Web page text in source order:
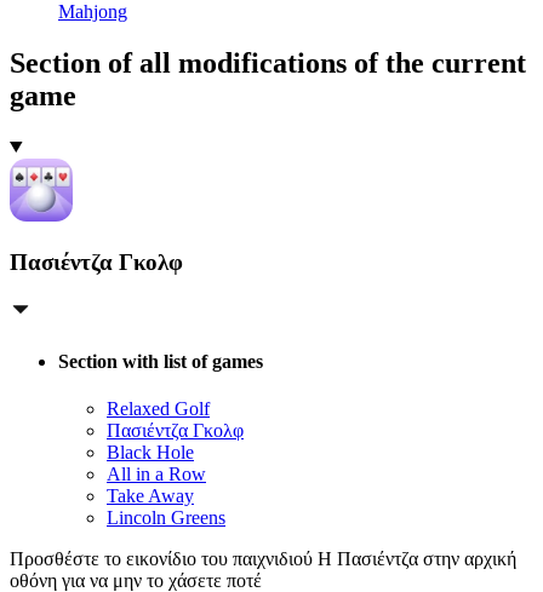
Mahjong
Section of all modifications of the current
game
Πασιέντζα Γκολφ
Section with list of games
Relaxed Golf
Πασιέντζα Γκολφ
Black Hole
All in a Row
Take Away
Lincoln Greens
Προσθέστε το εικονίδιο του παιχνιδιού Η Πασιέντζα στην αρχική
οθόνη για να μην το χάσετε ποτέ